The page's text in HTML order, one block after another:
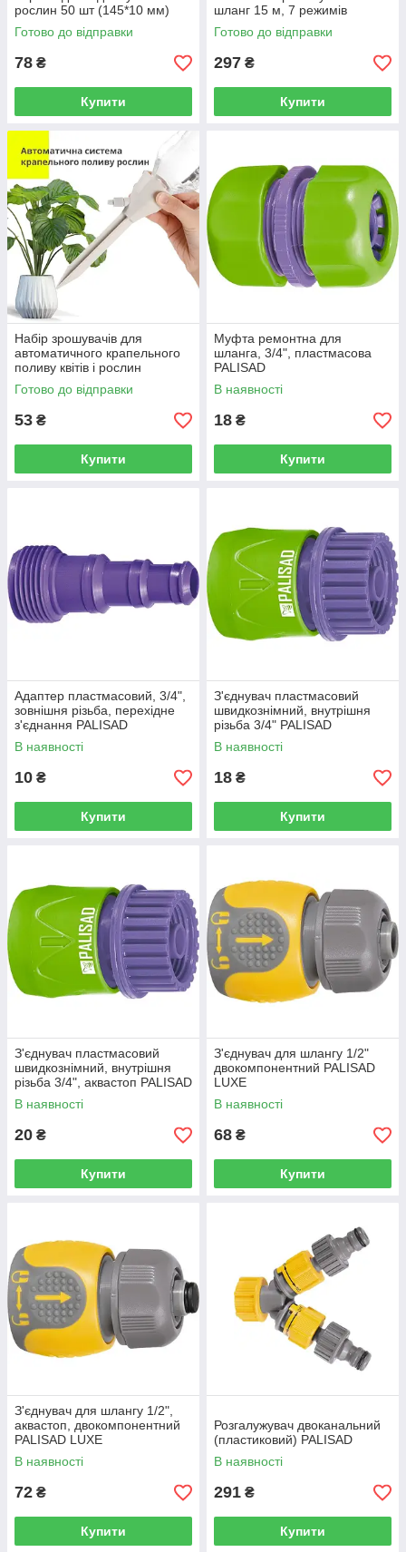
рослин 50 шт (145*10 мм)
Готово до відправки
78 ₴
Купити
шланг 15 м, 7 режимів
пістолет, з'єднувач, адаптер
Palisad
Готово до відправки
297 ₴
Купити
Набір зрошувачів для
автоматичного крапельного
поливу квітів і рослин
(зелений)
Готово до відправки
53 ₴
Купити
Муфта ремонтна для
шланга, 3/4", пластмасова
PALISAD
В наявності
18 ₴
Купити
Адаптер пластмасовий, 3/4",
зовнішня різьба, перехідне
з'єднання PALISAD
В наявності
10 ₴
Купити
З'єднувач пластмасовий
швидкознімний, внутрішня
різьба 3/4" PALISAD
В наявності
18 ₴
Купити
З'єднувач пластмасовий
швидкознімний, внутрішня
різьба 3/4", аквастоп PALISAD
В наявності
20 ₴
Купити
З'єднувач для шлангу 1/2"
двокомпонентний PALISAD
LUXE
В наявності
68 ₴
Купити
З'єднувач для шлангу 1/2",
аквастоп, двокомпонентний
PALISAD LUXE
В наявності
72 ₴
Купити
Розгалужувач двоканальний
(пластиковий) PALISAD
В наявності
291 ₴
Купити